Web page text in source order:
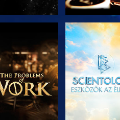
A SOROZAT
RÉSZEI